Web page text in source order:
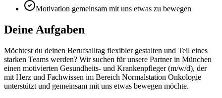
Motivation gemeinsam mit uns etwas zu bewegen
Deine Aufgaben
Möchtest du deinen Berufsalltag flexibler gestalten und Teil eines
starken Teams werden? Wir suchen für unsere Partner in München
einen motivierten Gesundheits- und Krankenpfleger (m/w/d), der
mit Herz und Fachwissen im Bereich Normalstation Onkologie
unterstützt und gemeinsam mit uns etwas bewegen möchte.